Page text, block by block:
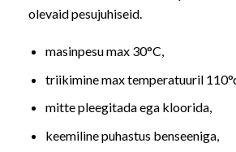
olevaid pesujuhiseid.
masinpesu max 30°C,
triikimine max temperatuuril 110
mitte pleegitada ega kloorida,
keemiline puhastus benseeniga,